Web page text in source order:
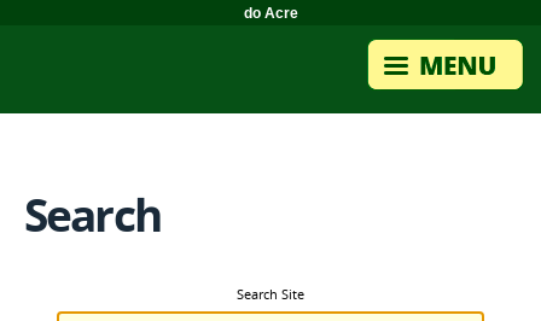
do Acre
Search
Search Site